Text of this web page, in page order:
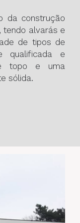
da construção
tendo alvarás e
de tipos de
qualificada e
topo e uma
sólida.